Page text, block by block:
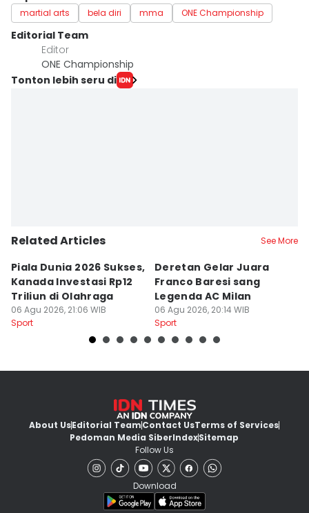
martial arts bela diri mma ONE Championship
Editorial Team
Editor
ONE Championship
Tonton lebih seru di
Related Articles See More
Piala Dunia 2026 Sukses,
Kanada Investasi Rp12
Triliun di Olahraga
06 Agu 2026, 21:06 WIB
Sport
Deretan Gelar Juara
Franco Baresi sang
Legenda AC Milan
06 Agu 2026, 20:14 WIB
Sport
About UsEditorial TeamContact UsTerms of Services
Pedoman Media SiberIndexSitemap
Follow Us
Download